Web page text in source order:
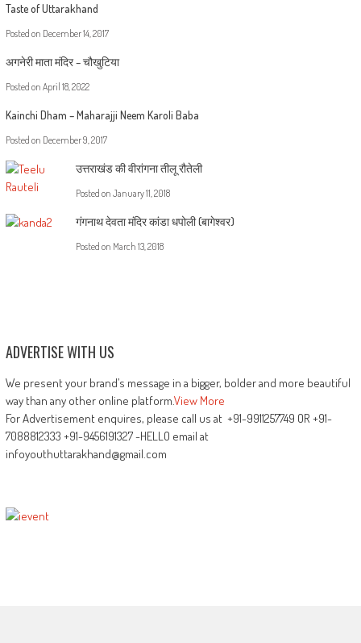
Taste of Uttarakhand
Posted on December 14, 2017
अगनेरी माता मंदिर – चौखुटिया
Posted on April 18, 2022
Kainchi Dham – Maharajji Neem Karoli Baba
Posted on December 9, 2017
उत्तराखंड की वीरांगना तीलू रौतेली
Posted on January 11, 2018
गंगनाथ देवता मंदिर कांडा धपोली (बागेश्वर)
Posted on March 13, 2018
ADVERTISE WITH US
We present your brand’s message in a bigger, bolder and more beautiful
way than any other online platform.View More
For Advertisement enquires, please call us at +91-9911257749 OR +91-
7088812333 +91-9456191327 -HELLO email at
infoyouthuttarakhand@gmail.com